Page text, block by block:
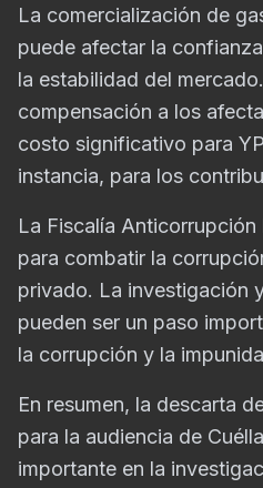
La comercialización de
puede afectar la
la estabilidad del
compensación a los
costo significativo para
instancia, para los
La Fiscalía
para combatir la
privado. La investigación
pueden ser un paso
la corrupción y la
En resumen, la descarta
para la audiencia de
importante en la